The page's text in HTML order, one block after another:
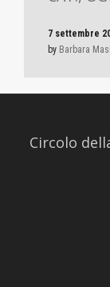
7 settembre
by Barbara Masi
Circolo